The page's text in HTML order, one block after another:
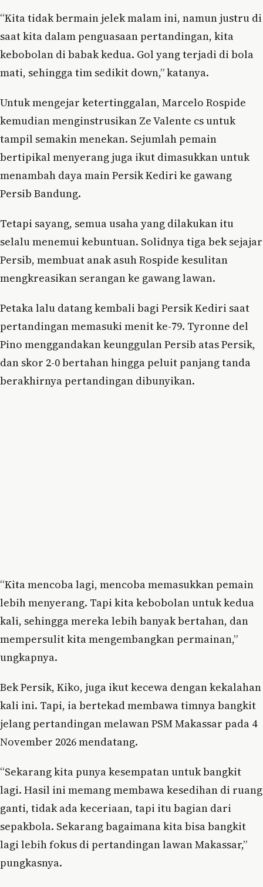
“Kita tidak bermain jelek malam ini, namun justru di
saat kita dalam penguasaan pertandingan, kita
kebobolan di babak kedua. Gol yang terjadi di bola
mati, sehingga tim sedikit down,” katanya.
Untuk mengejar ketertinggalan, Marcelo Rospide
kemudian menginstrusikan Ze Valente cs untuk
tampil semakin menekan. Sejumlah pemain
bertipikal menyerang juga ikut dimasukkan untuk
menambah daya main Persik Kediri ke gawang
Persib Bandung.
Tetapi sayang, semua usaha yang dilakukan itu
selalu menemui kebuntuan. Solidnya tiga bek sejajar
Persib, membuat anak asuh Rospide kesulitan
mengkreasikan serangan ke gawang lawan.
Petaka lalu datang kembali bagi Persik Kediri saat
pertandingan memasuki menit ke-79. Tyronne del
Pino menggandakan keunggulan Persib atas Persik,
dan skor 2-0 bertahan hingga peluit panjang tanda
berakhirnya pertandingan dibunyikan.
“Kita mencoba lagi, mencoba memasukkan pemain
lebih menyerang. Tapi kita kebobolan untuk kedua
kali, sehingga mereka lebih banyak bertahan, dan
mempersulit kita mengembangkan permainan,”
ungkapnya.
Bek Persik, Kiko, juga ikut kecewa dengan kekalahan
kali ini. Tapi, ia bertekad membawa timnya bangkit
jelang pertandingan melawan PSM Makassar pada 4
November 2026 mendatang.
“Sekarang kita punya kesempatan untuk bangkit
lagi. Hasil ini memang membawa kesedihan di ruang
ganti, tidak ada keceriaan, tapi itu bagian dari
sepakbola. Sekarang bagaimana kita bisa bangkit
lagi lebih fokus di pertandingan lawan Makassar,”
pungkasnya.